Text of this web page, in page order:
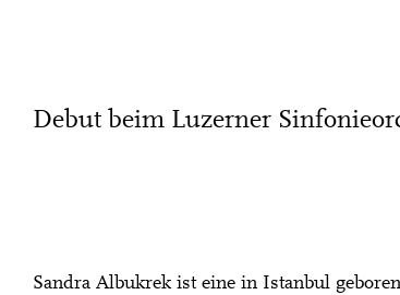
Debut beim Luzerner
Sandra Albukrek ist eine in Istanbul